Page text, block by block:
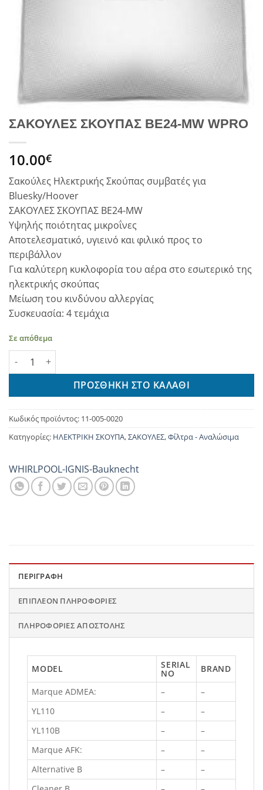
ΣΑΚΟΥΛΕΣ ΣΚΟΥΠΑΣ BE24-MW WPRO
10.00€
Σακούλες Ηλεκτρικής Σκούπας συμβατές για
Bluesky/Hoover
ΣΑΚΟΥΛΕΣ ΣΚΟΥΠΑΣ BE24-MW
Υψηλής ποιότητας μικροΐνες
Αποτελεσματικό, υγιεινό και φιλικό προς το
περιβάλλον
Για καλύτερη κυκλοφορία του αέρα στο εσωτερικό της
ηλεκτρικής σκούπας
Μείωση του κινδύνου αλλεργίας
Συσκευασία: 4 τεμάχια
Σε απόθεμα
ΣΑΚΟΥΛΕΣ ΣΚΟΥΠΑΣ BE24-MW WPRO ποσότητα
ΠΡΟΣΘΉΚΗ ΣΤΟ ΚΑΛΆΘΙ
Κωδικός προϊόντος: 11-005-0020
Κατηγορίες: ΗΛΕΚΤΡΙΚΗ ΣΚΟΥΠΑ,ΣΑΚΟΥΛΕΣ,Φίλτρα - Αναλώσιμα
WHIRLPOOL-IGNIS-Bauknecht
ΠΕΡΙΓΡΑΦΉ
ΕΠΙΠΛΈΟΝ ΠΛΗΡΟΦΟΡΊΕΣ
ΠΛΗΡΟΦΟΡΊΕΣ ΑΠΟΣΤΟΛΉΣ
MODEL SERIAL
NO BRAND
Marque ADMEA: –
–
YL110
–
–
YL110B
–
–
Marque AFK:
–
–
Alternative B
–
–